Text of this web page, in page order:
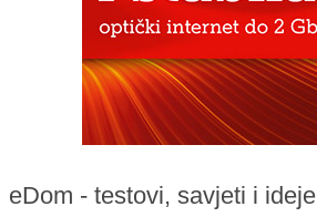
eDom - testovi, savjeti i ideje